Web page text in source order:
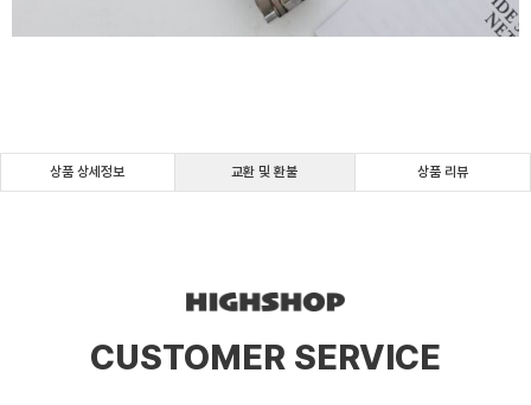
상품 상세정보 교환 및 환불 상품 리뷰
CUSTOMER SERVICE